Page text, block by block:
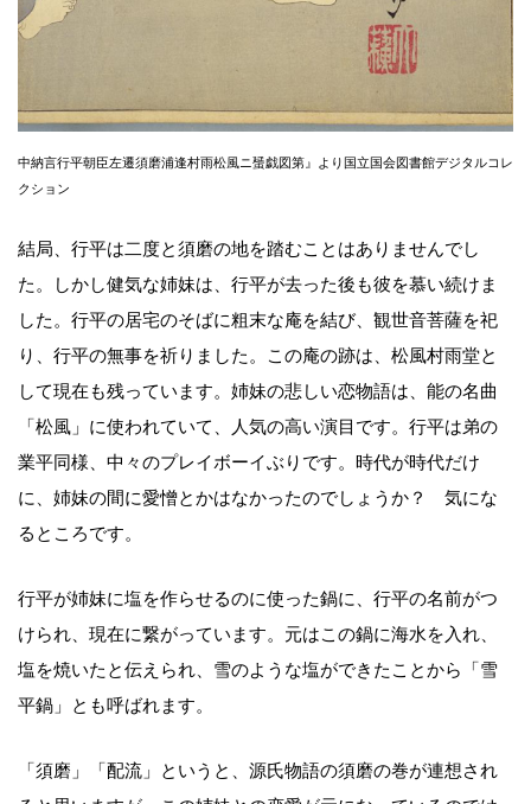
中納言行平朝臣左遷須磨浦逢村雨松風ニ蜑戯図第』より国立国会図書館デジタルコレ
クション
結局、行平は二度と須磨の地を踏むことはありませんでし
た。しかし健気な姉妹は、行平が去った後も彼を慕い続けま
した。行平の居宅のそばに粗末な庵を結び、観世音菩薩を祀
り、行平の無事を祈りました。この庵の跡は、松風村雨堂と
して現在も残っています。姉妹の悲しい恋物語は、能の名曲
「松風」に使われていて、人気の高い演目です。行平は弟の
業平同様、中々のプレイボーイぶりです。時代が時代だけ
に、姉妹の間に愛憎とかはなかったのでしょうか？ 気にな
るところです。
行平が姉妹に塩を作らせるのに使った鍋に、行平の名前がつ
けられ、現在に繋がっています。元はこの鍋に海水を入れ、
塩を焼いたと伝えられ、雪のような塩ができたことから「雪
平鍋」とも呼ばれます。
「須磨」「配流」というと、源氏物語の須磨の巻が連想され